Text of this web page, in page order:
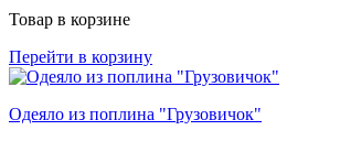
Товар в корзине
Перейти в корзину
Одеяло из поплина "Грузовичок"